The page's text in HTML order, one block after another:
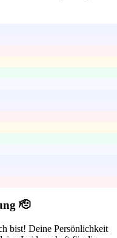
🫡
bist! Deine Persönlichkeit